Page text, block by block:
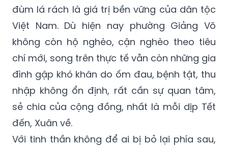
đùm lá rách là giá trị bền vững của dân tộc
Việt Nam. Dù hiện nay phường Giảng Võ
không còn hộ nghèo, cận nghèo theo tiêu
chí mới, song trên thực tế vẫn còn những gia
đình gặp khó khăn do ốm đau, bệnh tật, thu
nhập không ổn định, rất cần sự quan tâm,
sẻ chia của cộng đồng, nhất là mỗi dịp Tết
đến, Xuân về.
Với tinh thần không để ai bị bỏ lại phía sau,